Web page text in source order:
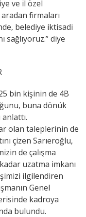
ve il özel
firmaları
belediye iktisadi
sağlıyoruz.” diye
bin kişinin de 4B
buna dönük
anlattı.
olan taleplerinin de
çizen Sarıeroğlu,
de çalışma
uzatma imkanı
ilgilendiren
Genel
kadroya
bulundu.